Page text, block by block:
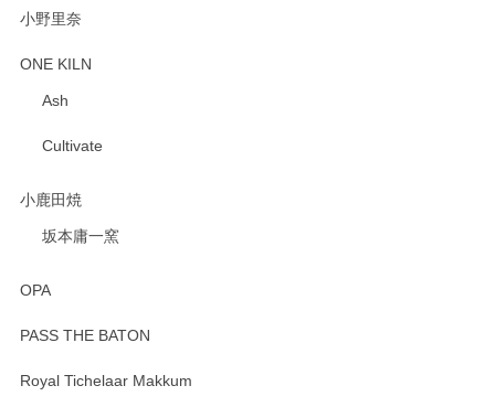
小野里奈
ONE KILN
Ash
Cultivate
小鹿田焼
坂本庸一窯
OPA
PASS THE BATON
Royal Tichelaar Makkum